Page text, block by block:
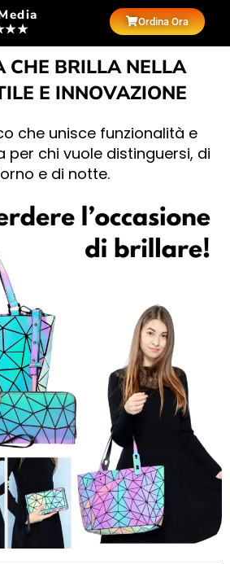
Ordina Ora
CHE BRILLA NELLA
E INNOVAZIONE
che unisce funzionalità e
per chi vuole distinguersi, di
e di notte.